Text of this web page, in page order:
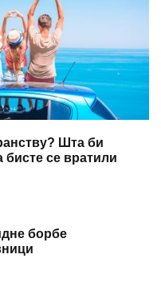
Шта би
бисте се вратили
борбе